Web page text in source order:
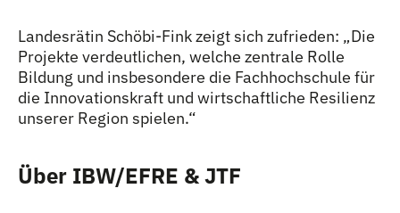
Landesrätin Schöbi-Fink zeigt sich zufrieden: „Die
Projekte verdeutlichen, welche zentrale Rolle
Bildung und insbesondere die Fachhochschule für
die Innovationskraft und wirtschaftliche Resilienz
unserer Region spielen.“
Über IBW/EFRE & JTF